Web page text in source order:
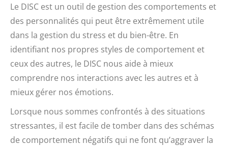
Le DISC est un outil de gestion des comportements et
des personnalités qui peut être extrêmement utile
dans la gestion du stress et du bien-être. En
identifiant nos propres styles de comportement et
ceux des autres, le DISC nous aide à mieux
comprendre nos interactions avec les autres et à
mieux gérer nos émotions.
Lorsque nous sommes confrontés à des situations
stressantes, il est facile de tomber dans des schémas
de comportement négatifs qui ne font qu’aggraver la